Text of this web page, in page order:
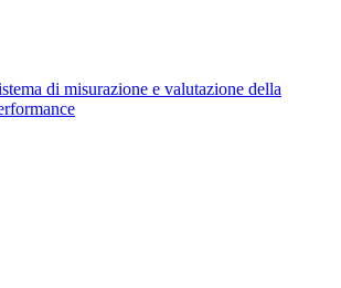
di misurazione e valutazione della